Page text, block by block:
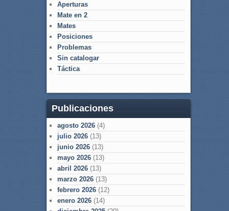
Aperturas
Mate en 2
Mates
Posiciones
Problemas
Sin catalogar
Táctica
Publicaciones
agosto 2026(4)
julio 2026(13)
junio 2026(13)
mayo 2026(13)
abril 2026(13)
marzo 2026(13)
febrero 2026(12)
enero 2026(14)